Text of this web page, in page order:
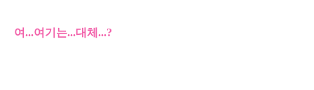
여...여기는...대체...?